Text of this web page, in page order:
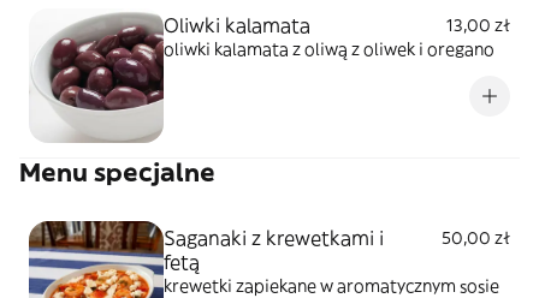
Oliwki kalamata
13,00 zł
oliwki kalamata z oliwą z oliwek i oregano
Menu specjalne
Saganaki z krewetkami i
fetą
50,00 zł
krewetki zapiekane w aromatycznym sosie